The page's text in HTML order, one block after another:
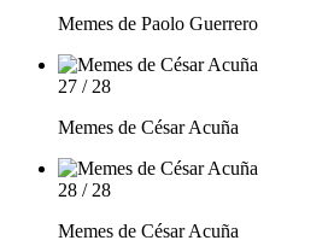
Memes de Paolo Guerrero
27 / 28
Memes de César Acuña
28 / 28
Memes de César Acuña